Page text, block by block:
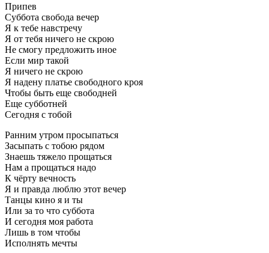
Припев
Суббота свобода вечер
Я к тебе навстречу
Я от тебя ничего не скрою
Не смогу предложить иное
Если мир такой
Я ничего не скрою
Я надену платье свободного кроя
Чтобы быть еще свободней
Еще субботней
Сегодня с тобой
Ранним утром просыпаться
Засыпать с тобою рядом
Знаешь тяжело прощаться
Нам а прощаться надо
К чёрту вечность
Я и правда люблю этот вечер
Танцы кино я и ты
Или за то что суббота
И сегодня моя работа
Лишь в том чтобы
Исполнять мечты